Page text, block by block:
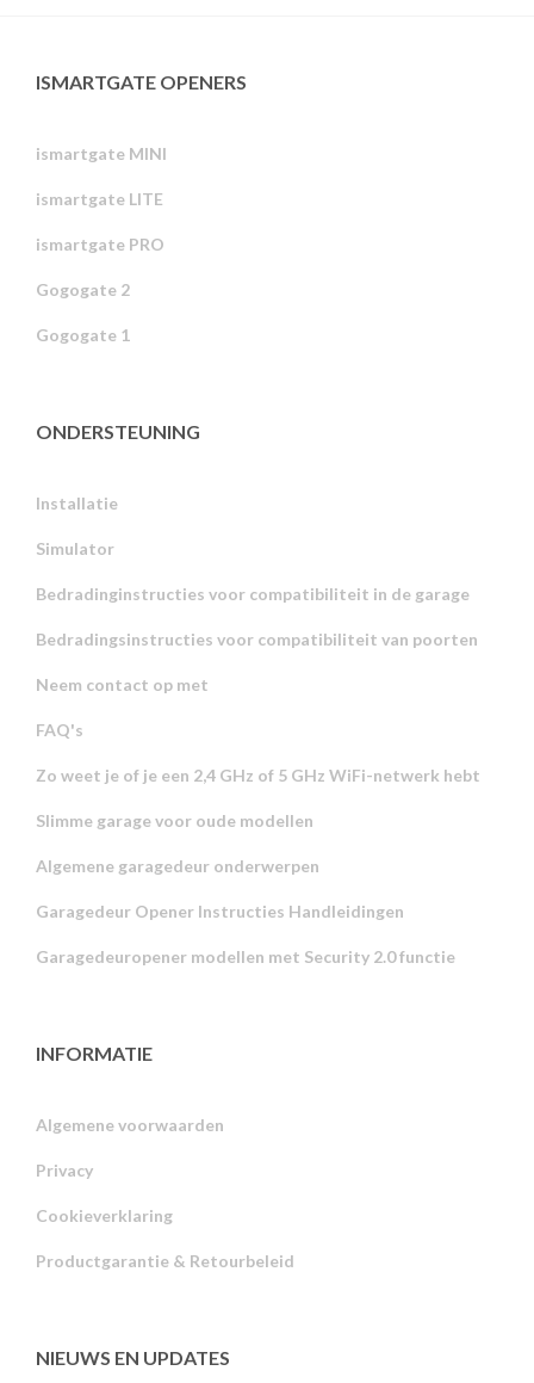
ISMARTGATE OPENERS
ismartgate MINI
ismartgate LITE
ismartgate PRO
Gogogate 2
Gogogate 1
ONDERSTEUNING
Installatie
Simulator
Bedradinginstructies voor compatibiliteit in de garage
Bedradingsinstructies voor compatibiliteit van poorten
Neem contact op met
FAQ's
Zo weet je of je een 2,4 GHz of 5 GHz WiFi-netwerk hebt
Slimme garage voor oude modellen
Algemene garagedeur onderwerpen
Garagedeur Opener Instructies Handleidingen
Garagedeuropener modellen met Security 2.0 functie
INFORMATIE
Algemene voorwaarden
Privacy
Cookieverklaring
Productgarantie & Retourbeleid
NIEUWS EN UPDATES